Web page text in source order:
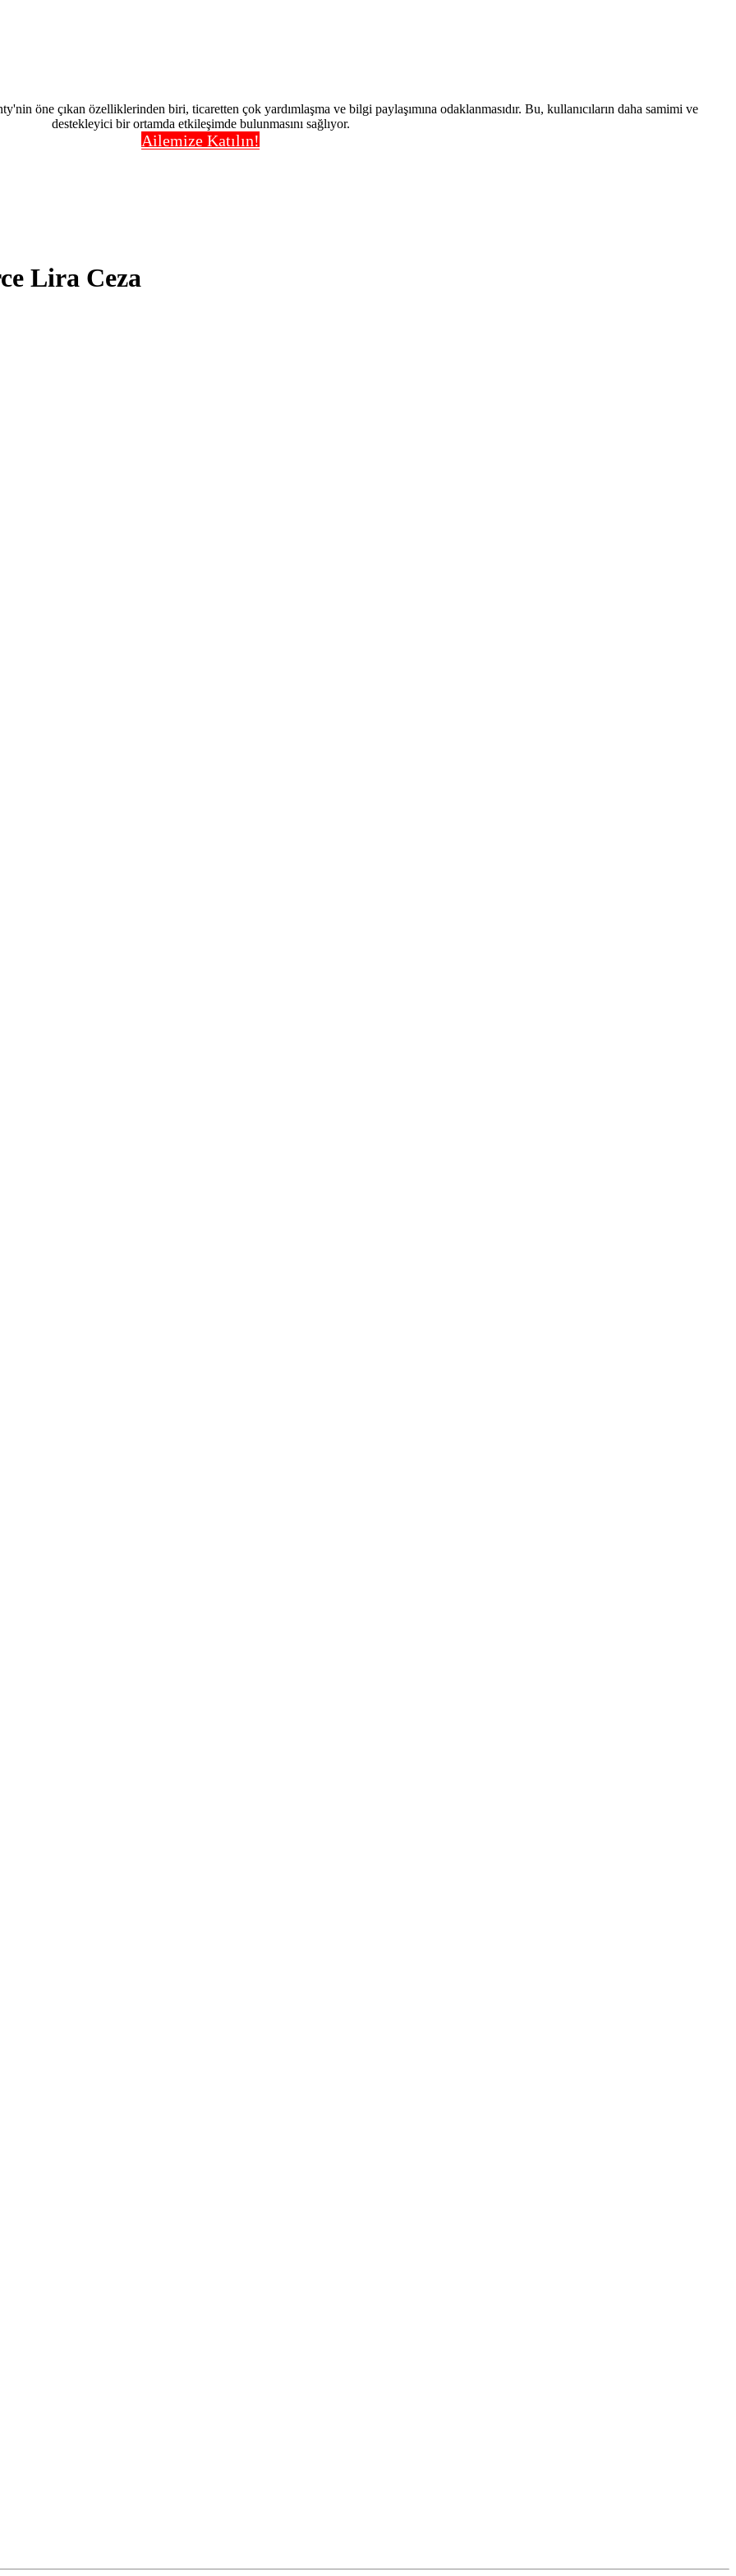
öne çıkan özelliklerinden biri, ticaretten çok yardımlaşma ve bilgi paylaşımına odaklanmasıdır. Bu, kullanıcıların daha samimi ve
destekleyici bir ortamda etkileşimde bulunmasını sağlıyor.
Ailemize Katılın!
Lira Ceza